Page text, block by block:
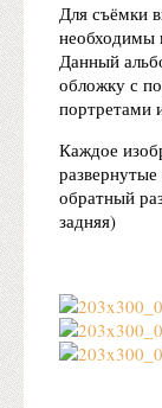
Для съёмки
необходимы
Данный
обложку с
портретами
Каждое
обратный
задняя)